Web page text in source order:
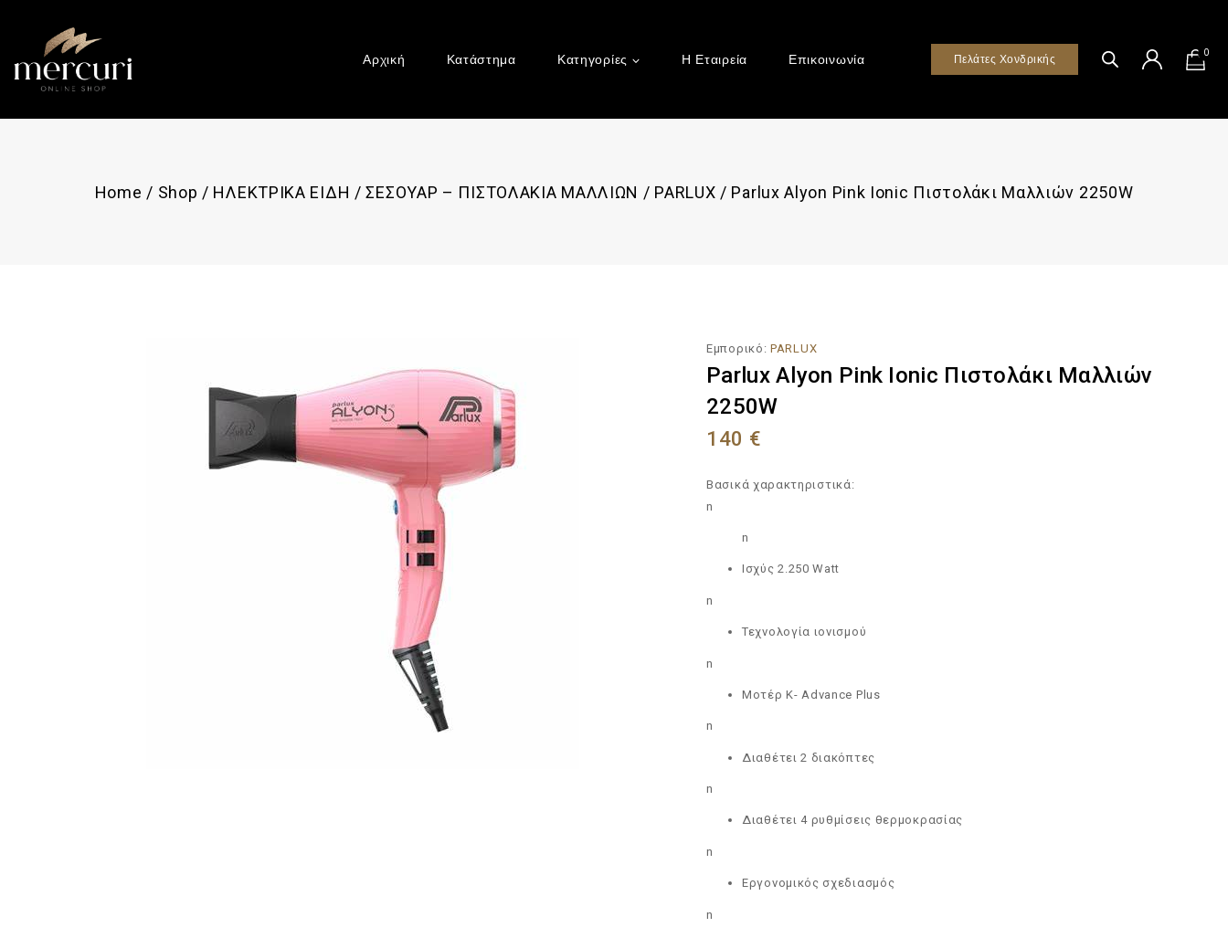
Αρχική Κατάστημα Κατηγορίες Η Εταιρεία Επικοινωνία Πελάτες Χονδρικής 0
Home / Shop / ΗΛΕΚΤΡΙΚΑ ΕΙΔΗ / ΣΕΣΟΥΑΡ – ΠΙΣΤΟΛΑΚΙΑ ΜΑΛΛΙΩΝ / PARLUX / Parlux Alyon Pink Ionic Πιστολάκι Μαλλιών 2250W
Εμπορικό: PARLUX
Parlux Alyon Pink Ionic Πιστολάκι Μαλλιών
2250W
140 €
Βασικά χαρακτηριστικά:
n
n
Ισχύς 2.250 Watt
n
Τεχνολογία ιονισμού
n
Μοτέρ K- Advance Plus
n
Διαθέτει 2 διακόπτες
n
Διαθέτει 4 ρυθμίσεις θερμοκρασίας
n
Εργονομικός σχεδιασμός
n